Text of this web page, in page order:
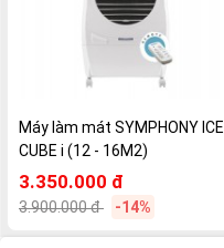
Máy làm mát SYMPHONY ICE
CUBE i (12 - 16M2)
3.350.000 đ
3.900.000 đ -14%